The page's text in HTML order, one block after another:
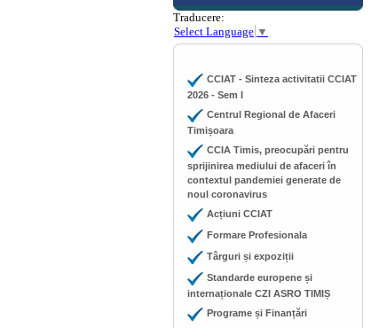
Traducere:
Select Language ▼
CCIAT - Sinteza activitatii CCIAT
2026 - Sem I
Centrul Regional de Afaceri
Timișoara
CCIA Timis, preocupări pentru
sprijinirea mediului de afaceri în
contextul pandemiei generate de
noul coronavirus
Acțiuni CCIAT
Formare Profesionala
Târguri și expoziții
Standarde europene și
internaționale CZI ASRO TIMIȘ
Programe și Finanțări